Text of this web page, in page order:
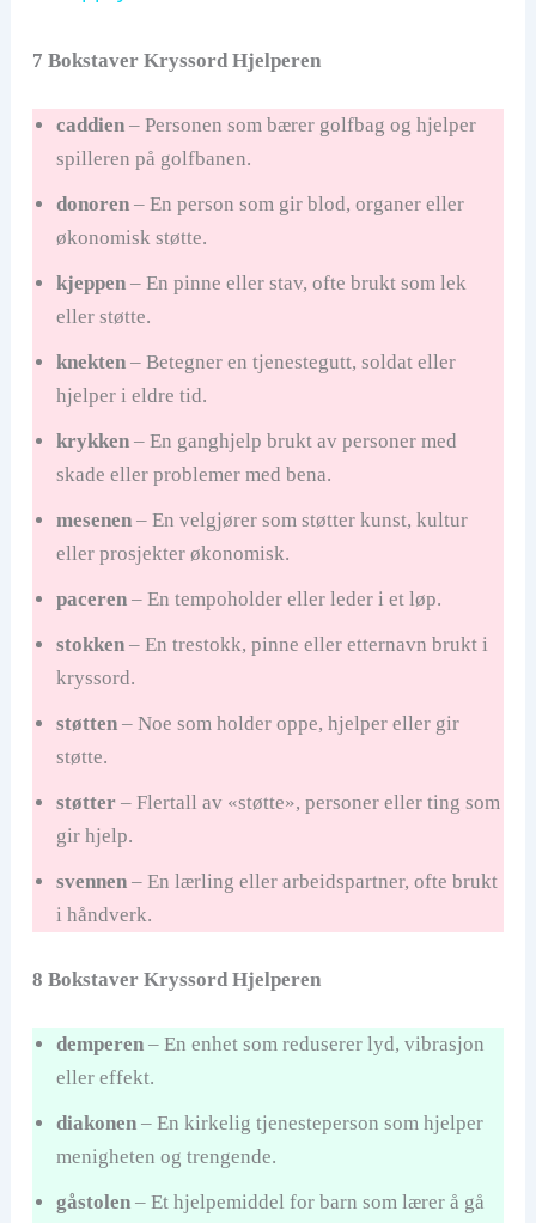
7 Bokstaver Kryssord Hjelperen
caddien– Personen som bærer golfbag og hjelper
spilleren på golfbanen.
donoren– En person som gir blod, organer eller
økonomisk støtte.
kjeppen– En pinne eller stav, ofte brukt som lek
eller støtte.
knekten– Betegner en tjenestegutt, soldat eller
hjelper i eldre tid.
krykken– En ganghjelp brukt av personer med
skade eller problemer med bena.
mesenen– En velgjører som støtter kunst, kultur
eller prosjekter økonomisk.
paceren– En tempoholder eller leder i et løp.
stokken– En trestokk, pinne eller etternavn brukt i
kryssord.
støtten– Noe som holder oppe, hjelper eller gir
støtte.
støtter– Flertall av «støtte», personer eller ting som
gir hjelp.
svennen– En lærling eller arbeidspartner, ofte brukt
i håndverk.
8 Bokstaver Kryssord Hjelperen
demperen– En enhet som reduserer lyd, vibrasjon
eller effekt.
diakonen– En kirkelig tjenesteperson som hjelper
menigheten og trengende.
gåstolen– Et hjelpemiddel for barn som lærer å gå